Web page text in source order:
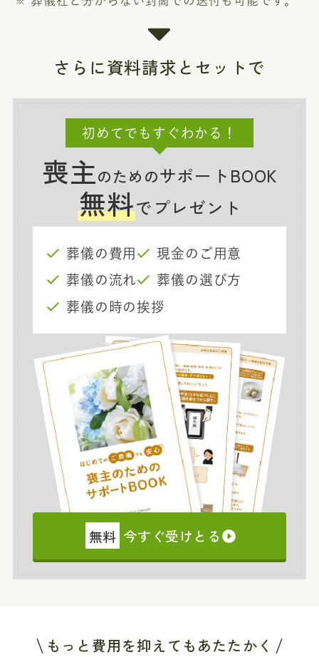
さらに資料請求とセットで
初めてでもすぐわかる！
喪主のためのサポートBOOK
無料でプレゼント
葬儀の費用
現金のご用意
葬儀の流れ
葬儀の選び方
葬儀の時の挨拶
無料 今すぐ受けとる
もっと費用を抑えてもあたたかく